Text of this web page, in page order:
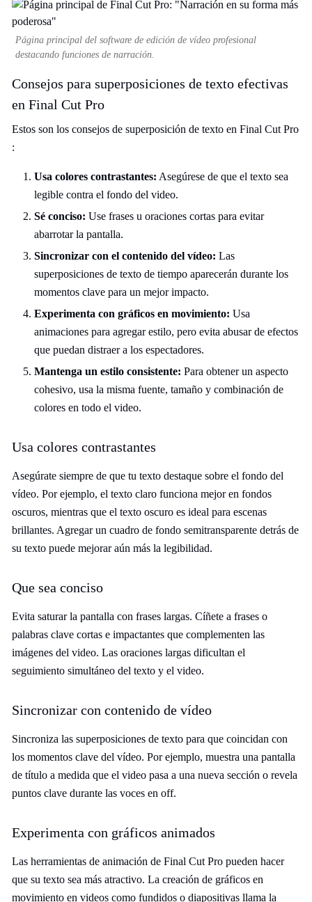
Página principal del software de edición de vídeo profesional
destacando funciones de narración.
Consejos para superposiciones de texto efectivas
en Final Cut Pro
Estos son los consejos de superposición de texto en Final Cut Pro
:
Usa colores contrastantes: Asegúrese de que el texto sea
legible contra el fondo del video.
Sé conciso: Use frases u oraciones cortas para evitar
abarrotar la pantalla.
Sincronizar con el contenido del vídeo: Las
superposiciones de texto de tiempo aparecerán durante los
momentos clave para un mejor impacto.
Experimenta con gráficos en movimiento: Usa
animaciones para agregar estilo, pero evita abusar de efectos
que puedan distraer a los espectadores.
Mantenga un estilo consistente: Para obtener un aspecto
cohesivo, usa la misma fuente, tamaño y combinación de
colores en todo el video.
Usa colores contrastantes
Asegúrate siempre de que tu texto destaque sobre el fondo del
vídeo. Por ejemplo, el texto claro funciona mejor en fondos
oscuros, mientras que el texto oscuro es ideal para escenas
brillantes. Agregar un cuadro de fondo semitransparente detrás de
su texto puede mejorar aún más la legibilidad.
Que sea conciso
Evita saturar la pantalla con frases largas. Cíñete a frases o
palabras clave cortas e impactantes que complementen las
imágenes del video. Las oraciones largas dificultan el
seguimiento simultáneo del texto y el video.
Sincronizar con contenido de vídeo
Sincroniza las superposiciones de texto para que coincidan con
los momentos clave del vídeo. Por ejemplo, muestra una pantalla
de título a medida que el video pasa a una nueva sección o revela
puntos clave durante las voces en off.
Experimenta con gráficos animados
Las herramientas de animación de Final Cut Pro pueden hacer
que su texto sea más atractivo. La creación de gráficos en
movimiento en videos como fundidos o diapositivas llama la